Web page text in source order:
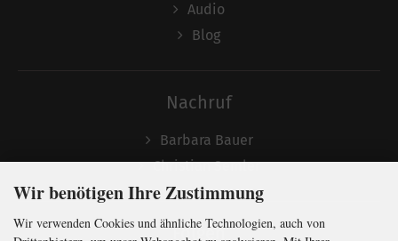
Audio
Blog
Nachruf
Barbara Bauer
Christian Semler
Folgen
Wir benötigen Ihre Zustimmung
Wir verwenden Cookies und ähnliche Technologien, auch von